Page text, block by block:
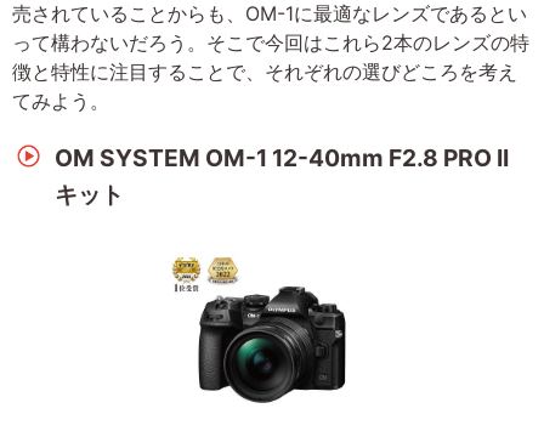
売されていることからも、OM-1に最適なレンズであるとい
って構わないだろう。そこで今回はこれら2本のレンズの特
徴と特性に注目することで、それぞれの選びどころを考え
てみよう。
OM SYSTEM OM-1 12-40mm F2.8 PRO II
キット